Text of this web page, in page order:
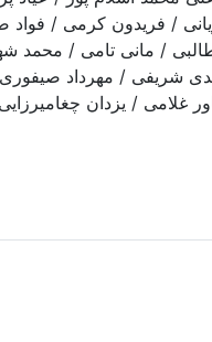
/ فريدون كرمی / فواد
طالبی / مانی تامی /
شریفی / مهرداد
/ يزدان چغاميرزايی